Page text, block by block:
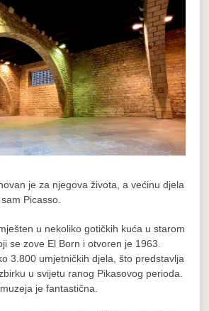
je za njegova života, a većinu djela
Picasso.
u nekoliko gotičkih kuća u starom
se zove El Born i otvoren je 1963.
3.800 umjetničkih djela, što predstavlja
u svijetu ranog Pikasovog perioda.
je fantastična.